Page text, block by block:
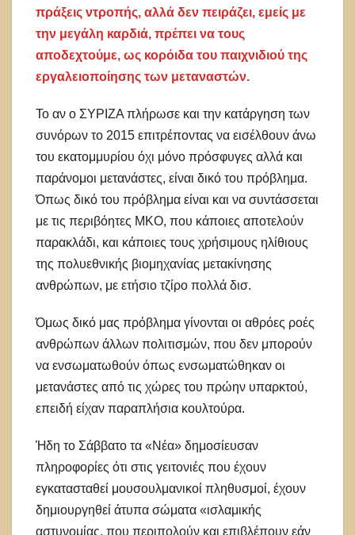
πράξεις ντροπής, αλλά δεν πειράζει, εμείς με
την μεγάλη καρδιά, πρέπει να τους
αποδεχτούμε, ως κορόιδα του παιχνιδιού της
εργαλειοποίησης των μεταναστών.
Το αν ο ΣΥΡΙΖΑ πλήρωσε και την κατάργηση των
συνόρων το 2015 επιτρέποντας να εισέλθουν άνω
του εκατομμυρίου όχι μόνο πρόσφυγες αλλά και
παράνομοι μετανάστες, είναι δικό του πρόβλημα.
Όπως δικό του πρόβλημα είναι και να συντάσσεται
με τις περιβόητες ΜΚΟ, που κάποιες αποτελούν
παρακλάδι, και κάποιες τους χρήσιμους ηλίθιους
της πολυεθνικής βιομηχανίας μετακίνησης
ανθρώπων, με ετήσιο τζίρο πολλά δισ.
Όμως δικό μας πρόβλημα γίνονται οι αθρόες ροές
ανθρώπων άλλων πολιτισμών, που δεν μπορούν
να ενσωματωθούν όπως ενσωματώθηκαν οι
μετανάστες από τις χώρες του πρώην υπαρκτού,
επειδή είχαν παραπλήσια κουλτούρα.
Ήδη το Σάββατο τα «Νέα» δημοσίευσαν
πληροφορίες ότι στις γειτονιές που έχουν
εγκατασταθεί μουσουλμανικοί πληθυσμοί, έχουν
δημιουργηθεί άτυπα σώματα «ισλαμικής
αστυνομίας, που περιπολούν και επιβλέπουν εάν